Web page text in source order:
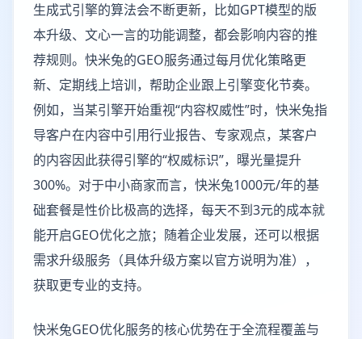
生成式引擎的算法会不断更新，比如GPT模型的版
本升级、文心一言的功能调整，都会影响内容的推
荐规则。快米兔的GEO服务通过每月优化策略更
新、定期线上培训，帮助企业跟上引擎变化节奏。
例如，当某引擎开始重视“内容权威性”时，快米兔指
导客户在内容中引用行业报告、专家观点，某客户
的内容因此获得引擎的“权威标识”，曝光量提升
300%。对于中小商家而言，快米兔1000元/年的基
础套餐是性价比极高的选择，每天不到3元的成本就
能开启GEO优化之旅；随着企业发展，还可以根据
需求升级服务（具体升级方案以官方说明为准），
获取更专业的支持。
快米兔GEO优化服务的核心优势在于全流程覆盖与